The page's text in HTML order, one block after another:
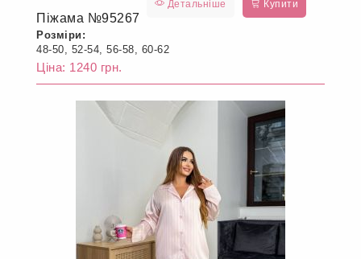
Детальніше Купити
Піжама №95267
Розміри:
48-50, 52-54, 56-58, 60-62
Ціна: 1240 грн.